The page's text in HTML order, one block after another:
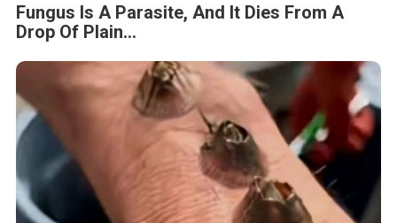
Fungus Is A Parasite, And It Dies From A
Drop Of Plain...